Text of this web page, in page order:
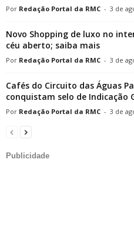
Redação Portal da RMC - 3 de
Novo Shopping de luxo no
céu aberto; saiba mais
Redação Portal da RMC - 3 de
Cafés do Circuito das Águas
conquistam selo de Indicação
Redação Portal da RMC - 3 de
Publicidade